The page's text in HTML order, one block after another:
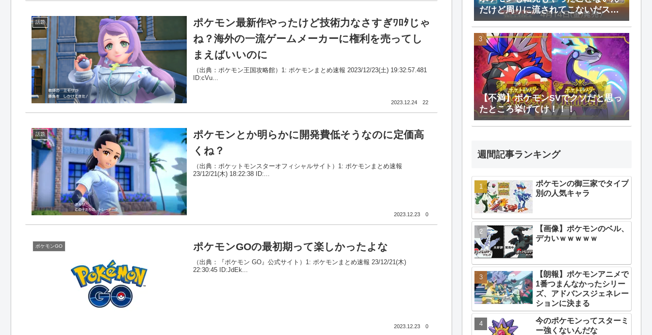
話題
ポケモン最新作やったけど技術力なさすぎﾜﾛﾀじゃ
ね？海外の一流ゲームメーカーに権利を売ってし
まえばいいのに
（出典：ポケモン王国攻略館）1: ポケモンまとめ速報 2023/12/23(土) 19:32:57.481
ID:cVu...
2023.12.24 22
話題
ポケモンとか明らかに開発費低そうなのに定価高
くね？
（出典：ポケットモンスターオフィシャルサイト）1: ポケモンまとめ速報
23/12/21(木) 18:22:38 ID:...
2023.12.23 0
ポケモンGO ポケモンGOの最初期って楽しかったよな
（出典：『ポケモン GO』公式サイト）1: ポケモンまとめ速報 23/12/21(木)
22:30:45 ID:JdEk...
2023.12.23 0
だけど周りに流されてこないだスペ
シャルセットEXってのを手にしたん
だが
【不満】ポケモンSVでクソだと思っ
たところ挙げてけ！！！
週間記事ランキング
ポケモンの御三家でタイプ
別の人気キャラ
【画像】ポケモンのベル、
デカいｗｗｗｗｗ
【朗報】ポケモンアニメで
1番つまんなかったシリー
ズ、アドバンスジェネレー
ションに決まる
今のポケモンってスターミ
ー強くないんだな